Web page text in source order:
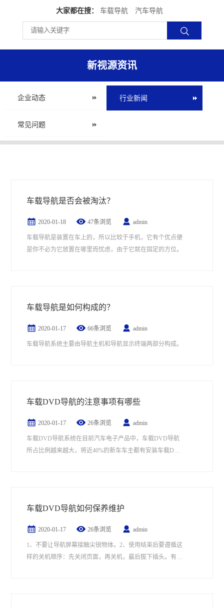
大家都在搜： 车载导航 汽车导航
新视源资讯
企业动态 行业新闻
常见问题
车载导航是否会被淘汰？
2020-01-18 47条浏览 admin
车载导航是装置在车上的，所以比较于手机，它有个优点便
是你不必为它放置在哪里而忧虑，由于它就在固定的方位。
车载导航是如何构成的？
2020-01-17 66条浏览 admin
车载导航系统主要由导航主机和导航显示终端两部分构成。
车载DVD导航的注意事项有哪些
2020-01-17 26条浏览 admin
车载DVD导航系统在目前汽车电子产品中，车载DVD导航
所占比例越来越大，将近40%的新车车主都有安装车载DVD
车载DVD导航如何保养维护
2020-01-17 26条浏览 admin
1、不要让导航屏幕接触尖锐物体。2、使用结束后要遵循这
样的关机顺序：先关闭页面，再关机，最后拔下插头。有的